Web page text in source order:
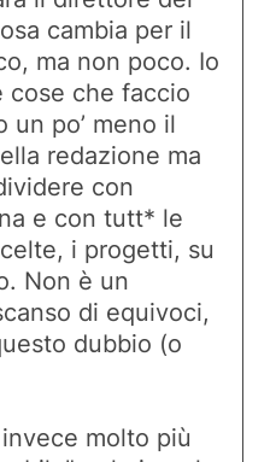
cambia per il
ma non poco. Io
cose che faccio
un po’ meno il
redazione ma
con
e con tutt* le
i progetti, su
Non è un
di equivoci,
dubbio (o
molto più